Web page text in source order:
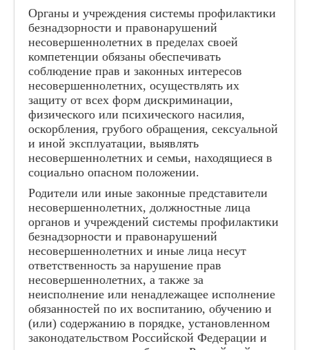
Органы и учреждения системы профилактики
безнадзорности и правонарушений
несовершеннолетних в пределах своей
компетенции обязаны обеспечивать
соблюдение прав и законных интересов
несовершеннолетних, осуществлять их
защиту от всех форм дискриминации,
физического или психического насилия,
оскорбления, грубого обращения, сексуальной
и иной эксплуатации, выявлять
несовершеннолетних и семьи, находящиеся в
социально опасном положении.
Родители или иные законные представители
несовершеннолетних, должностные лица
органов и учреждений системы профилактики
безнадзорности и правонарушений
несовершеннолетних и иные лица несут
ответственность за нарушение прав
несовершеннолетних, а также за
неисполнение или ненадлежащее исполнение
обязанностей по их воспитанию, обучению и
(или) содержанию в порядке, установленном
законодательством Российской Федерации и